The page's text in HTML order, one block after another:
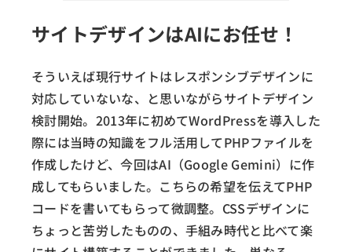
サイトデザインはAIにお任せ！
そういえば現行サイトはレスポンシブデザインに
対応していないな、と思いながらサイトデザイン
検討開始。2013年に初めてWordPressを導入した
際には当時の知識をフル活用してPHPファイルを
作成したけど、今回はAI（Google Gemini）に作
成してもらいました。こちらの希望を伝えてPHP
コードを書いてもらって微調整。CSSデザインに
ちょっと苦労したものの、手組み時代と比べて楽